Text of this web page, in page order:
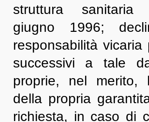
struttura
giugno 1996;
responsabilità
successivi a tale
proprie, nel merito,
della propria
richiesta, in caso di